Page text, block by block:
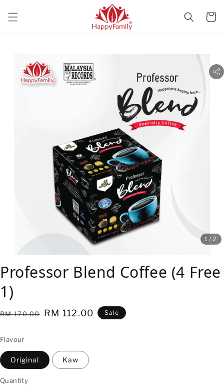
1 /2
Professor Blend Coffee (4 Free
1)
Regular
RM 170.00 Sale
RM 112.00 Sale
Flavour
Original Kaw
Quantity